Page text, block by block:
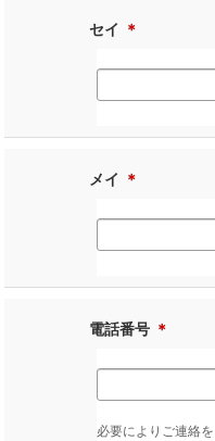
セイ ＊
メイ ＊
電話番号 ＊
必要によりご連絡